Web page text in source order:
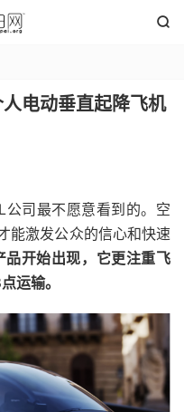

电动垂直起降飞机
公司最不愿意看到的。空
能激发公众的信心和快速
开始出现，它更注重飞
运输。